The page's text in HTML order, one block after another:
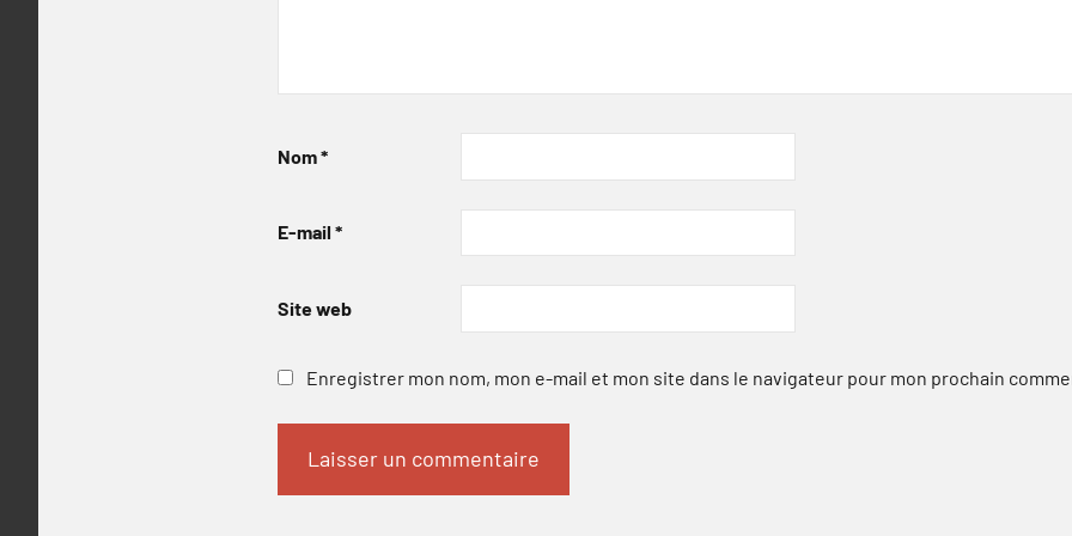
Nom*
E-mail *
Site web
Enregistrer mon nom, mon e-mail et mon site dans le navigateur pour mon prochain